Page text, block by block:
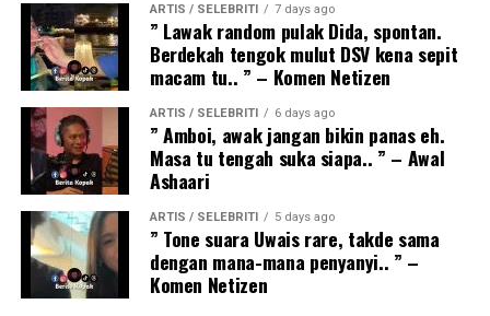
ARTIS / SELEBRITI 7 days ago
” Lawak random pulak Dida, spontan.
Berdekah tengok mulut DSV kena sepit
macam tu.. ” – Komen Netizen
ARTIS / SELEBRITI 6 days ago
” Amboi, awak jangan bikin panas eh.
Masa tu tengah suka siapa.. ” – Awal
Ashaari
ARTIS / SELEBRITI 5 days ago
” Tone suara Uwais rare, takde sama
dengan mana-mana penyanyi.. ” –
Komen Netizen